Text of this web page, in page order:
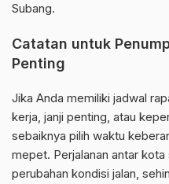
Subang.
Catatan untuk
Penting
Jika Anda memiliki jadwal
kerja, janji penting, atau
sebaiknya pilih waktu
mepet. Perjalanan antar
perubahan kondisi jalan,